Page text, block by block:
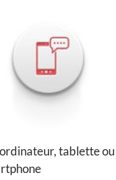
tablette ou